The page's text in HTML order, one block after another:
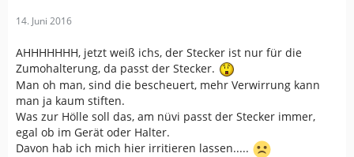
14. Juni 2016
AHHHHHHH, jetzt weiß ichs, der Stecker ist nur für die
Zumohalterung, da passt der Stecker.
Man oh man, sind die bescheuert, mehr Verwirrung kann
man ja kaum stiften.
Was zur Hölle soll das, am nüvi passt der Stecker immer,
egal ob im Gerät oder Halter.
Davon hab ich mich hier irritieren lassen.....